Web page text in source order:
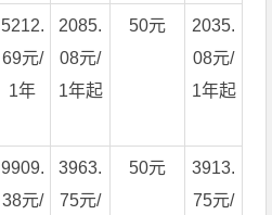
5212.
69元/
1年
2085.
08元/
1年起
50元
2035.
08元/
1年起
9909.
38元/
3963.
75元/
50元
3913.
75元/